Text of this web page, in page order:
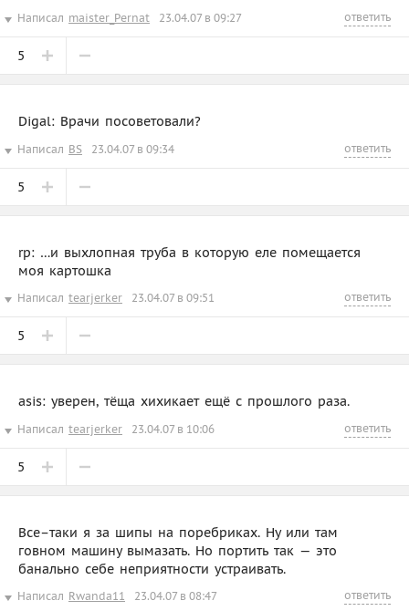
Написал maister_Pernat 23.04.07 в 09:27 ответить
5
Digal: Врачи посоветовали?
Написал BS 23.04.07 в 09:34 ответить
5
rp: …и выхлопная труба в которую еле помещается
моя картошка
Написал tearjerker 23.04.07 в 09:51 ответить
5
asis: уверен, тёща хихикает ещё с прошлого раза.
Написал tearjerker 23.04.07 в 10:06 ответить
5
Все–таки я за шипы на поребриках. Ну или там
говном машину вымазать. Но портить так — это
банально себе неприятности устраивать.
Написал Rwanda11 23.04.07 в 08:47 ответить